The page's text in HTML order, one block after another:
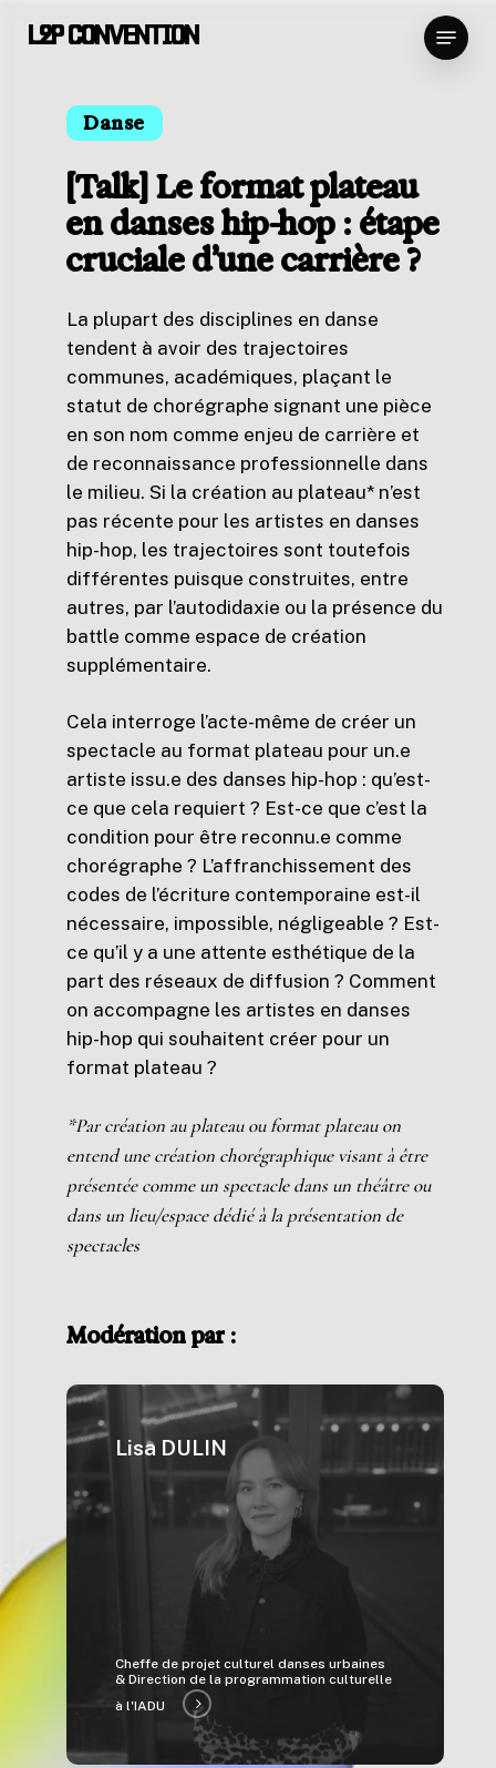
L2P CONVENTION
Menu
Danse
[Talk] Le format plateau
en danses hip-hop : étape
cruciale d’une carrière ?
La plupart des disciplines en danse
tendent à avoir des trajectoires
communes, académiques, plaçant le
statut de chorégraphe signant une pièce
en son nom comme enjeu de carrière et
de reconnaissance professionnelle dans
le milieu. Si la création au plateau* n’est
pas récente pour les artistes en danses
hip-hop, les trajectoires sont toutefois
différentes puisque construites, entre
autres, par l’autodidaxie ou la présence du
battle comme espace de création
supplémentaire.
Cela interroge l’acte-même de créer un
spectacle au format plateau pour un.e
artiste issu.e des danses hip-hop : qu’est-
ce que cela requiert ? Est-ce que c’est la
condition pour être reconnu.e comme
chorégraphe ? L’affranchissement des
codes de l’écriture contemporaine est-il
nécessaire, impossible, négligeable ? Est-
ce qu’il y a une attente esthétique de la
part des réseaux de diffusion ? Comment
on accompagne les artistes en danses
hip-hop qui souhaitent créer pour un
format plateau ?
*Par création au plateau ou format plateau on
entend une création chorégraphique visant à être
présentée comme un spectacle dans un théâtre ou
dans un lieu/espace dédié à la présentation de
spectacles
Modération par :
Lisa DULIN
Cheffe de projet culturel danses urbaines
& Direction de la programmation culturelle
à l'IADU